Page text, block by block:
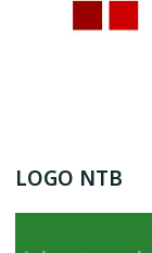
LOGO NTB